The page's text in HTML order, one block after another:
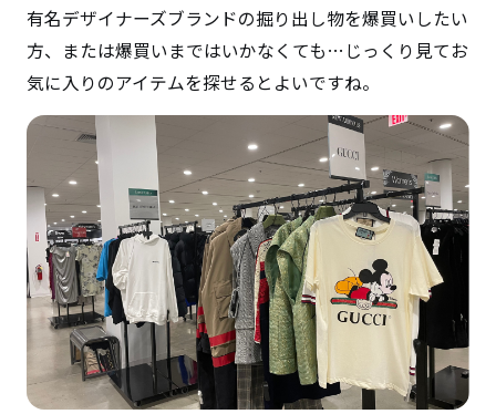
有名デザイナーズブランドの掘り出し物を爆買いしたい
方、または爆買いまではいかなくても…じっくり見てお
気に入りのアイテムを探せるとよいですね。